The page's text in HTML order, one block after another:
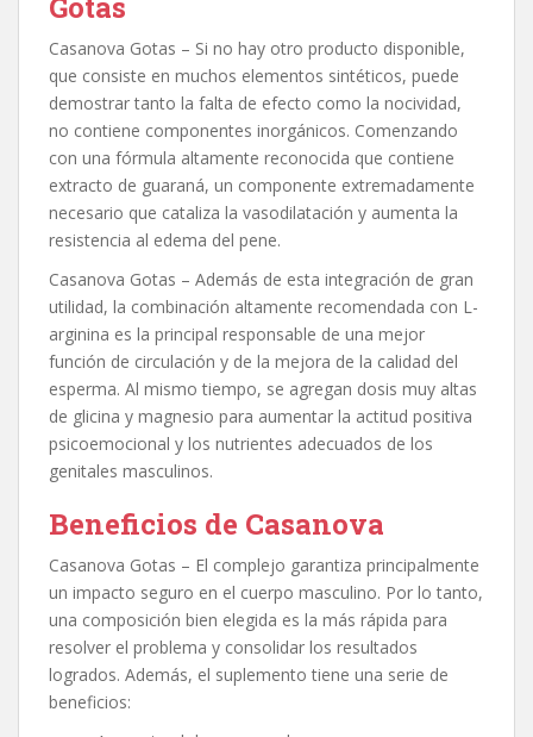
Casanova Gotas – Si no hay otro producto disponible,
que consiste en muchos elementos sintéticos, puede
demostrar tanto la falta de efecto como la nocividad,
no contiene componentes inorgánicos. Comenzando
con una fórmula altamente reconocida que contiene
extracto de guaraná, un componente extremadamente
necesario que cataliza la vasodilatación y aumenta la
resistencia al edema del pene.
Casanova Gotas – Además de esta integración de gran
utilidad, la combinación altamente recomendada con L-
arginina es la principal responsable de una mejor
función de circulación y de la mejora de la calidad del
esperma. Al mismo tiempo, se agregan dosis muy altas
de glicina y magnesio para aumentar la actitud positiva
psicoemocional y los nutrientes adecuados de los
genitales masculinos.
Beneficios de Casanova
Casanova Gotas – El complejo garantiza principalmente
un impacto seguro en el cuerpo masculino. Por lo tanto,
una composición bien elegida es la más rápida para
resolver el problema y consolidar los resultados
logrados. Además, el suplemento tiene una serie de
beneficios: